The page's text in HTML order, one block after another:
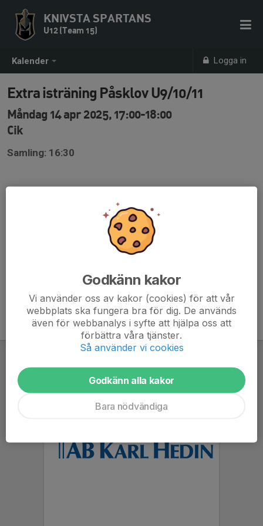
Kalender Logga in
KNIVSTA SPARTANS
U12 (Team 15)
Extra isträning Påsklov U9/10/11
Måndag 14 apr 2025, 17:00-18:00
Cik
Samling: 16:30
Godkänn kakor
Vi använder oss av kakor (cookies) för att vår
webbplats ska fungera bra för dig. De används
även för webbanalys i syfte att hjälpa oss att
förbättra våra tjänster.
Så använder vi cookies
Godkänn alla kakor
Bara nödvändiga